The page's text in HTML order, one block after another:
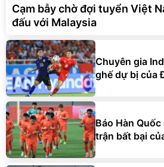
Cạm bẫy chờ đợi tuyển Việt
đấu với Malaysia
Chuyên gia
ghế dự bị của
Báo Hàn
trận bất bại